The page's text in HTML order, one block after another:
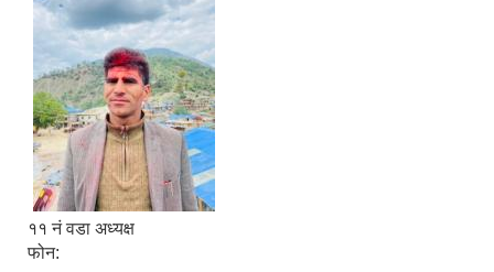
११ नं वडा अध्यक्ष
फोन: